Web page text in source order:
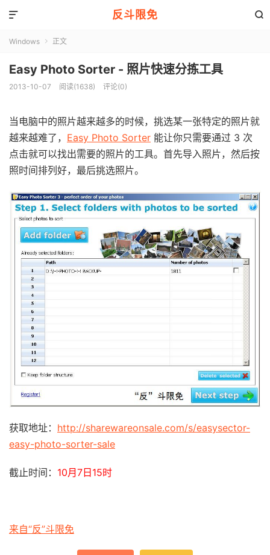
反斗限免 

Windows  正文
Easy Photo Sorter - 照片快速分拣工具
2013-10-07 阅读(1638) 评论(0)
当电脑中的照片越来越多的时候，挑选某一张特定的照片就
越来越难了， Easy Photo Sorter 能让你只需要通过 3 次
点击就可以找出需要的照片的工具。首先导入照片，然后按
照时间排列好，最后挑选照片。
获取地址： http://sharewareonsale.com/s/easysector-
easy-photo-sorter-sale
截止时间： 10月7日15时
来自“反”斗限免